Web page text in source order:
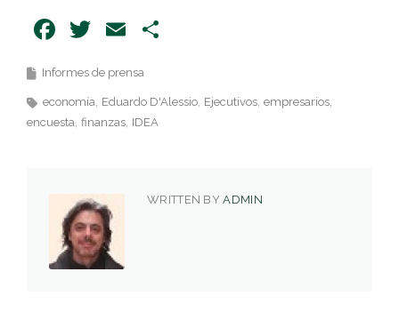
Facebook
Twitter
Email
Informes de prensa
economía Eduardo D'Alessio Ejecutivos empresarios
encuesta finanzas IDEA
WRITTEN BYADMIN